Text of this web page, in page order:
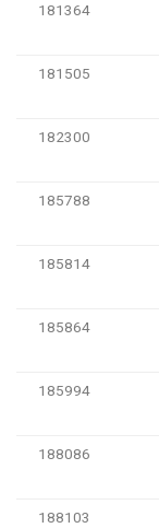
181364
181505
182300
185788
185814
185864
185994
188086
188103